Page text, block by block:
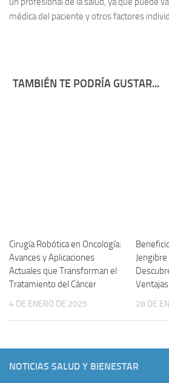
médica del paciente y otros factores
TAMBIÉN TE PODRÍA GUSTAR...
Cirugía Robótica en Oncología:
Avances y Aplicaciones
Actuales que Transforman el
Tratamiento del Cáncer
4 DE ENERO DE 2025
Jengibre
Ventajas
28 DE
NOTICIAS SALUD Y BIENESTAR